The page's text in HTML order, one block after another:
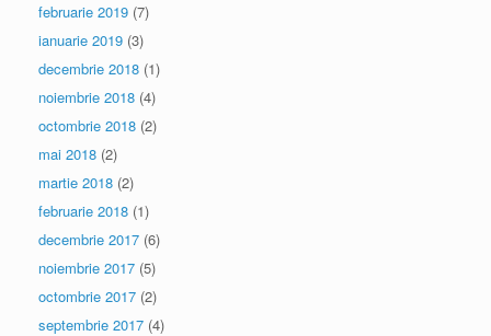
februarie 2019 (7)
ianuarie 2019 (3)
decembrie 2018 (1)
noiembrie 2018 (4)
octombrie 2018 (2)
mai 2018 (2)
martie 2018 (2)
februarie 2018 (1)
decembrie 2017 (6)
noiembrie 2017 (5)
octombrie 2017 (2)
septembrie 2017 (4)